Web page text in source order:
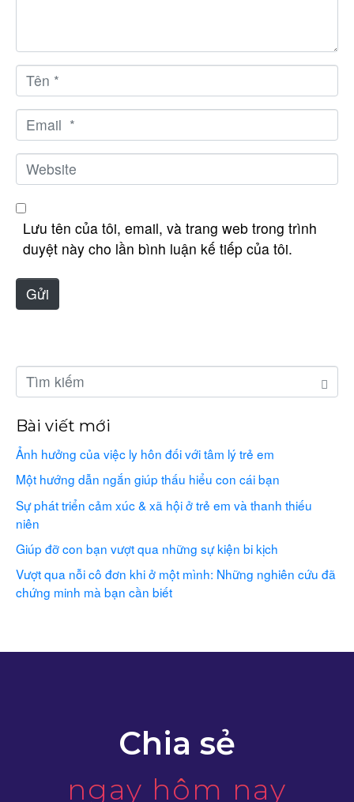
u
n
g
*
T
ê
n
*
E
m
a
i
l
W
e
b
e
Lưu tên của tôi, email, và trang web trong trình
duyệt này cho lần bình luận kế tiếp của tôi.
Gửi
Bài viết mới
Ảnh hưởng của việc ly hôn đối với tâm lý trẻ em
Một hướng dẫn ngắn giúp thấu hiểu con cái bạn
Sự phát triển cảm xúc & xã hội ở trẻ em và thanh thiếu
niên
Giúp đỡ con bạn vượt qua những sự kiện bi kịch
Vượt qua nỗi cô đơn khi ở một mình: Những nghiên cứu đã
chứng minh mà bạn cần biết
Chia sẻ
ngay hôm nay